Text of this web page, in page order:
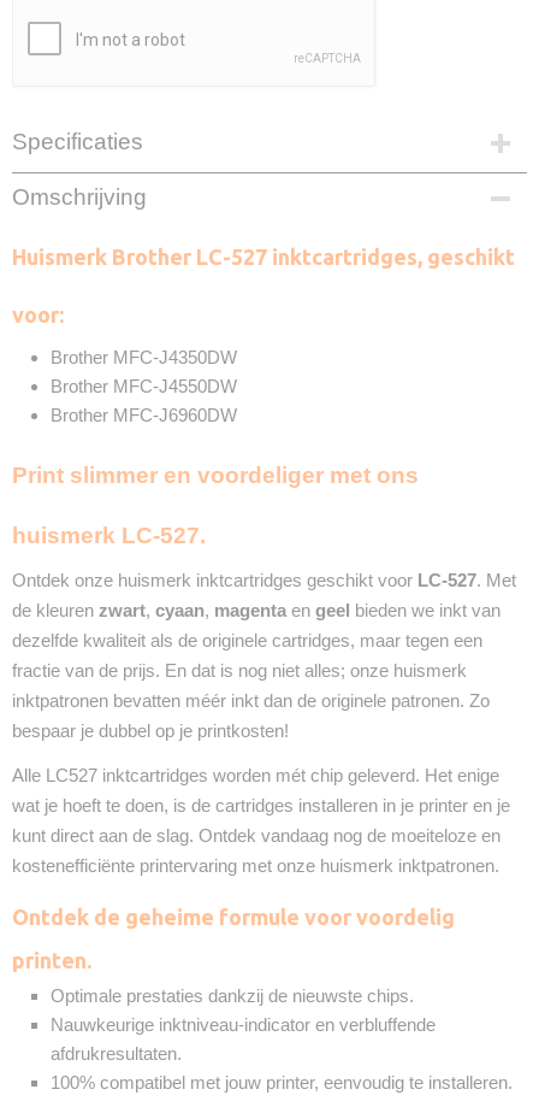
Specificaties
EAN code
8720874662419
3000 Pagina's
2000 Pagina's
2000 Pagina's
Geel
2000 Pagina's
InktDL®
Pakketpost
2 Jaar
Recyclebaar
❌
Omschrijving
Huismerk Brother LC-527 inktcartridges, geschikt
voor:
Brother MFC-J4350DW
Brother MFC-J4550DW
Brother MFC-J6960DW
Print slimmer en voordeliger met ons
huismerk LC-527.
Ontdek onze huismerk inktcartridges geschikt voor LC-527. Met
de kleuren zwart, cyaan, magenta en geel bieden we inkt van
dezelfde kwaliteit als de originele cartridges, maar tegen een
fractie van de prijs. En dat is nog niet alles; onze huismerk
inktpatronen bevatten méér inkt dan de originele patronen. Zo
bespaar je dubbel op je printkosten!
Alle LC527 inktcartridges worden mét chip geleverd. Het enige
wat je hoeft te doen, is de cartridges installeren in je printer en je
kunt direct aan de slag. Ontdek vandaag nog de moeiteloze en
kostenefficiënte printervaring met onze huismerk inktpatronen.
Ontdek de geheime formule voor voordelig
printen.
Optimale prestaties dankzij de nieuwste chips.
Nauwkeurige inktniveau-indicator en verbluffende
afdrukresultaten.
100% compatibel met jouw printer, eenvoudig te installeren.